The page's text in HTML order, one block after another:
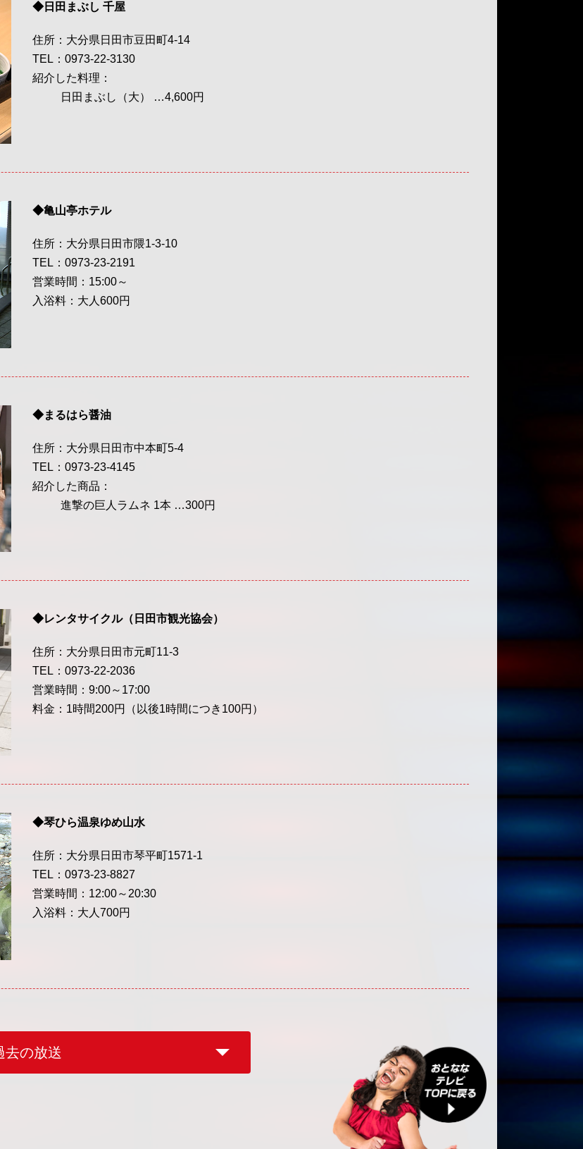
◆日田まぶし 千屋
住所：大分県日田市豆田町4-14
TEL：0973-22-3130
紹介した料理：
日田まぶし（大） …4,600円
◆亀山亭ホテル
住所：大分県日田市隈1-3-10
TEL：0973-23-2191
営業時間：15:00～
入浴料：大人600円
◆まるはら醤油
住所：大分県日田市中本町5-4
TEL：0973-23-4145
紹介した商品：
進撃の巨人ラムネ 1本 …300円
◆レンタサイクル（日田市観光協会）
住所：大分県日田市元町11-3
TEL：0973-22-2036
営業時間：9:00～17:00
料金：1時間200円（以後1時間につき100円）
◆琴ひら温泉ゆめ山水
住所：大分県日田市琴平町1571-1
TEL：0973-23-8827
営業時間：12:00～20:30
入浴料：大人700円